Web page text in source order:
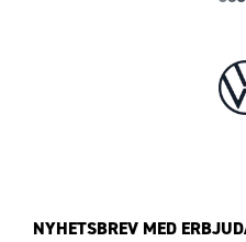
NYHETSBREV MED